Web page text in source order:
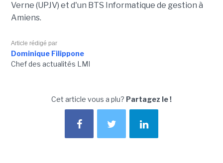
Verne (UPJV) et d'un BTS Informatique de gestion à
Amiens.
Article rédigé par
Dominique Filippone
Chef des actualités LMI
Cet article vous a plu? Partagez le !